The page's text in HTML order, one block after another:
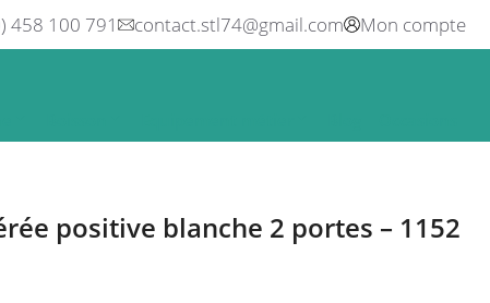
458 100 791 contact.stl74@gmail.com Mon compte
positive blanche 2 portes – 1152